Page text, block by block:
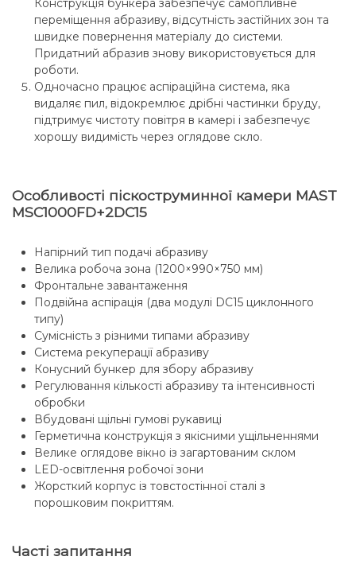
переміщення абразиву, відсутність застійних зон та
швидке повернення матеріалу до системи.
Придатний абразив знову використовується для
роботи.
Одночасно працює аспіраційна система, яка
видаляє пил, відокремлює дрібні частинки бруду,
підтримує чистоту повітря в камері і забезпечує
хорошу видимість через оглядове скло.
Особливості піскоструминної камери MAST
MSC1000FD+2DC15
Напірний тип подачі абразиву
Велика робоча зона (1200×990×750 мм)
Фронтальне завантаження
Подвійна аспірація (два модулі DC15 циклонного
типу)
Сумісність з різними типами абразиву
Система рекуперації абразиву
Конусний бункер для збору абразиву
Регулювання кількості абразиву та інтенсивності
обробки
Вбудовані щільні гумові рукавиці
Герметична конструкція з якісними ущільненнями
Велике оглядове вікно із загартованим склом
LED-освітлення робочої зони
Жорсткий корпус із товстостінної сталі з
порошковим покриттям.
Часті запитання